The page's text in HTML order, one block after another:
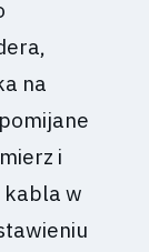
na
i
kabla w